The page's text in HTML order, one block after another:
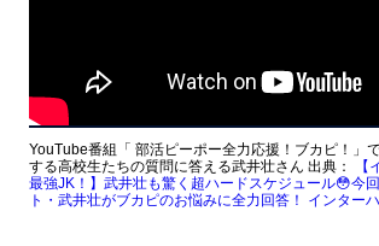
YouTube番組「 部活ピーポー全力応援！ブカピ！」
する高校生たちの質問に答える武井壮さん 出典：
最強JK！】武井壮も驚く超ハードスケジュール😳今
ト・武井壮がブカピのお悩みに全力回答！ インター